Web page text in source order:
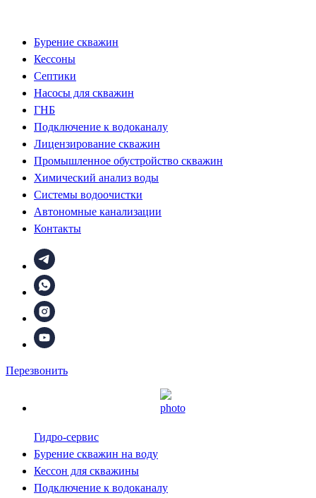
Бурение скважин
Кессоны
Септики
Насосы для скважин
ГНБ
Подключение к водоканалу
Лицензирование скважин
Промышленное обустройство скважин
Химический анализ воды
Системы водоочистки
Автономные канализации
Контакты
Перезвонить
Гидро-сервис
Бурение скважин на воду
Кессон для скважины
Подключение к водоканалу